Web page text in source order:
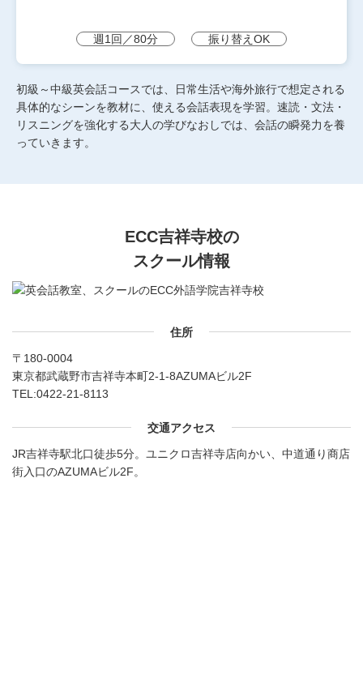
週1回／80分 振り替えOK
初級～中級英会話コースでは、日常生活や海外旅行で想定される
具体的なシーンを教材に、使える会話表現を学習。速読・文法・
リスニングを強化する大人の学びなおしでは、会話の瞬発力を養
っていきます。
ECC吉祥寺校の
スクール情報
住所
〒180-0004
東京都武蔵野市吉祥寺本町2-1-8AZUMAビル2F
TEL:0422-21-8113
交通アクセス
JR吉祥寺駅北口徒歩5分。ユニクロ吉祥寺店向かい、中道通り商店
街入口のAZUMAビル2F。